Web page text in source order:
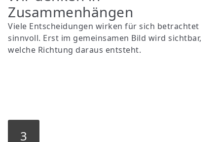
Zusammenhängen
Viele Entscheidungen wirken für sich betrachtet
sinnvoll. Erst im gemeinsamen Bild wird sichtbar,
welche Richtung daraus entsteht.
3